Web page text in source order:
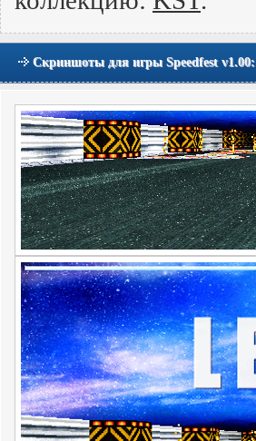
Скриншоты для игры Speedfest v1.00: